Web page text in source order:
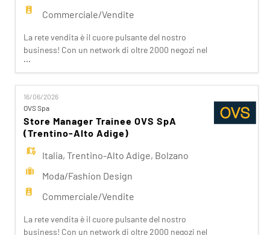
Commerciale/Vendite
La rete vendita è il cuore pulsante del nostro
business! Con un network di oltre 2000 negozi nel
mondo e oltre 8000 dipendenti, lavoriamo ogni
giorno per realizzare la nostra mission di rendere il
bello accessibile a tutti. Facciamo la differenza per
i nostri clienti attraverso i brand del nostro
gruppo: OVS, OVS Kids, UPIM, Blukids,
Goldenpoint, S
...
16/06/2026
OVS Spa
Store Manager Trainee OVS SpA
(Trentino-Alto Adige)
Italia,Trentino-Alto Adige, Bolzano
Moda/Fashion Design
Commerciale/Vendite
La rete vendita è il cuore pulsante del nostro
business! Con un network di oltre 2000 negozi nel